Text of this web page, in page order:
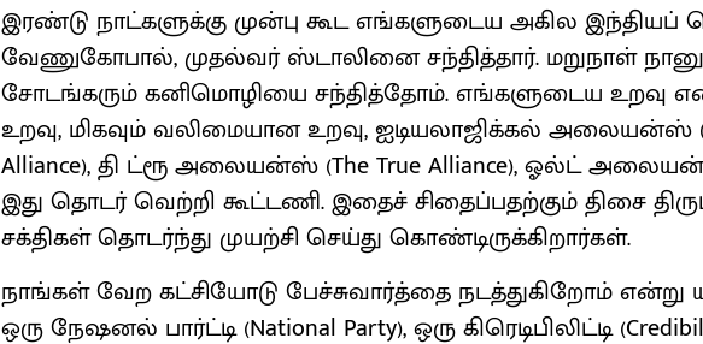
இரண்டு நாட்களுக்கு முன்பு கூட எங்களுடைய அகில
வேணுகோபால், முதல்வர் ஸ்டாலினை சந்தித்தார். மறுநாள்
சோடங்கரும் கனிமொழியை சந்தித்தோம். எங்களுடைய உறவு
உறவு, மிகவும் வலிமையான உறவு, ஐடியலாஜிக்கல் அலையன்ஸ்
Alliance), தி ட்ரூ அலையன்ஸ் (The True Alliance), ஓல்ட்
இது தொடர் வெற்றி கூட்டணி. இதைச் சிதைப்பதற்கும் திசை
சக்திகள் தொடர்ந்து முயற்சி செய்து கொண்டிருக்கிறார்கள்.
நாங்கள் வேற கட்சியோடு பேச்சுவார்த்தை நடத்துகிறோம்
ஒரு நேஷனல் பார்ட்டி (National Party), ஒரு கிரெடிபிலிட்டி